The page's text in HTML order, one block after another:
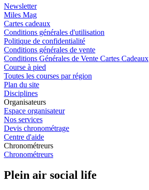
Newsletter
Miles Mag
Cartes cadeaux
Conditions générales d'utilisation
Politique de confidentialité
Conditions générales de vente
Conditions Générales de Vente Cartes Cadeaux
Course à pied
Toutes les courses par région
Plan du site
Disciplines
Organisateurs
Espace organisateur
Nos services
Devis chronométrage
Centre d'aide
Chronométreurs
Chronométreurs
Plein air social life